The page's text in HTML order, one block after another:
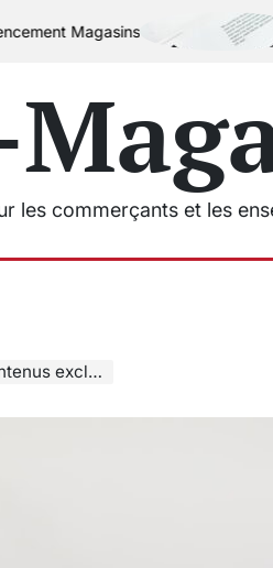
les commerçants et les
exclusifs